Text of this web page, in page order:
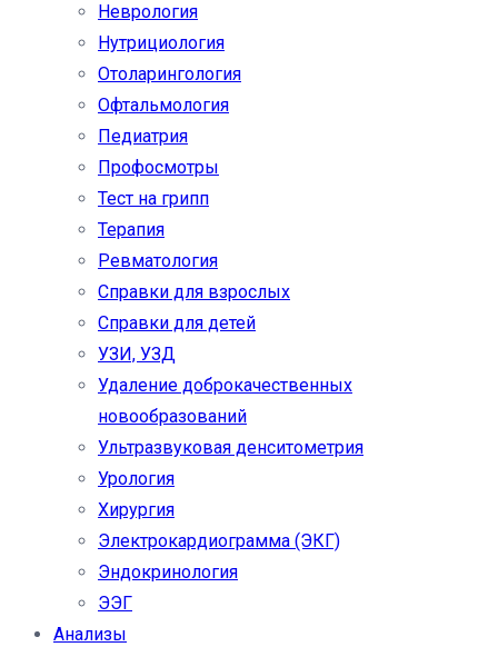
Неврология
Нутрициология
Отоларингология
Офтальмология
Педиатрия
Профосмотры
Тест на грипп
Терапия
Ревматология
Справки для взрослых
Справки для детей
УЗИ, УЗД
Удаление доброкачественных
новообразований
Ультразвуковая денситометрия
Урология
Хирургия
Электрокардиограмма (ЭКГ)
Эндокринология
ЭЭГ
Анализы